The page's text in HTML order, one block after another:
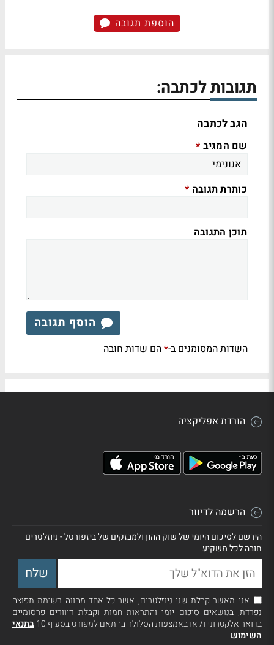
הוספת תגובה
תגובות לכתבה:
הגב לכתבה
שם המגיב *
כותרת תגובה *
תוכן התגובה
הוסף תגובה
השדות המסומנים ב-*הם שדות חובה
הורדת אפליקציה
הרשמה לדיוור
הירשם לסיכום היומי של שוק ההון ולמבזקים של ביזפורטל - ניוזלטרים
חובה לכל משקיע
אני מאשר קבלת שני ניוזלטרים, אשר כל אחד מהווה רשימת תפוצה
נפרדת, בנושאים סיכום יומי והתראות חמות וקבלת דיוורים פרסומיים
בדואר אלקטרוני ו/ או באמצעות הסלולר בהתאם למפורט בסעיף 10
בתנאי
השימוש